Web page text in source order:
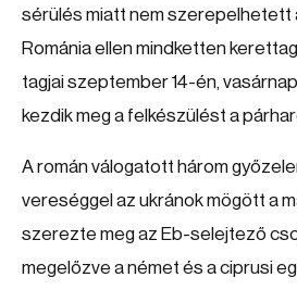
sérülés miatt nem szerepelhetett
Románia ellen mindketten
tagjai szeptember 14-én,
kezdik meg a felkészülést a
A román válogatott három
vereséggel az ukránok mögött a
szerezte meg az Eb-selejtező
megelőzve a német és a ciprusi